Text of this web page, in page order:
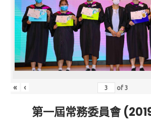
« ‹ of3
第一屆常務委員會